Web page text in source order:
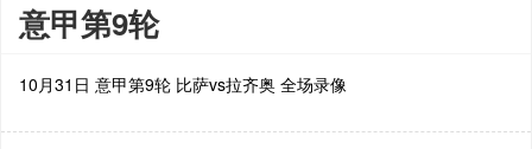
意甲第9轮
10月31日 意甲第9轮 比萨vs拉齐奥 全场录像